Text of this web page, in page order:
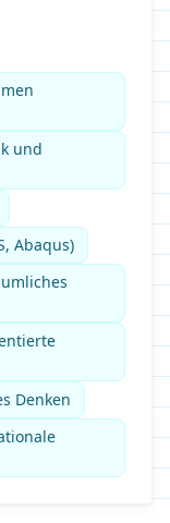
und
Abaqus)
Denken